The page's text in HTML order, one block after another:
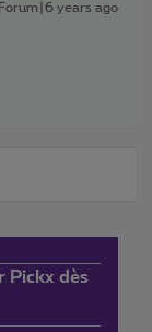
years ago
Pickx dès